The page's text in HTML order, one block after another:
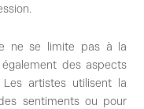
ne se limite pas à la
des aspects
artistes utilisent la
sentiments ou pour